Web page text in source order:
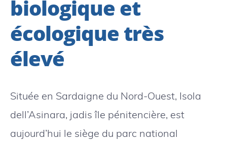
biologique et
écologique très
élevé
Située en Sardaigne du Nord-Ouest, Isola
dell’Asinara, jadis île pénitencière, est
aujourd’hui le siège du parc national